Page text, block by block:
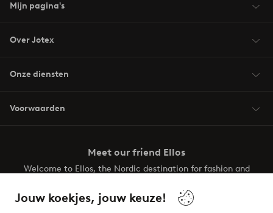
Jouw koekjes, jouw keuze!
Mijn pagina's
Over Jotex
Onze diensten
Voorwaarden
Meet our friend Ellos
Welcome to Ellos, the Nordic destination for fashion and
your wardrobe. Your next inspiring look is here!